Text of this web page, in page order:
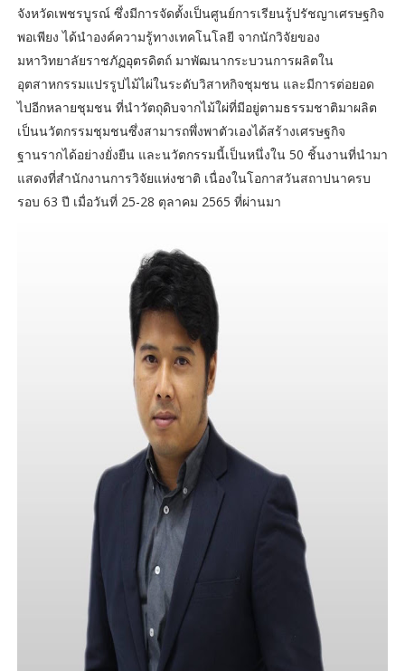
จังหวัดเพชรบูรณ์ ซึ่งมีการจัดตั้งเป็นศูนย์การเรียนรู้ปรัชญาเศรษฐกิจ
พอเพียง ได้นำองค์ความรู้ทางเทคโนโลยี จากนักวิจัยของ
มหาวิทยาลัยราชภัฏอุตรดิตถ์ มาพัฒนากระบวนการผลิตใน
อุตสาหกรรมแปรรูปไม้ไผ่ในระดับวิสาหกิจชุมชน และมีการต่อยอด
ไปอีกหลายชุมชน ที่นำวัตถุดิบจากไม้ใผ่ที่มีอยู่ตามธรรมชาติมาผลิต
เป็นนวัตกรรมชุมชนซึ่งสามารถพึ่งพาตัวเองได้สร้างเศรษฐกิจ
ฐานรากได้อย่างยั่งยืน และนวัตกรรมนี้เป็นหนึ่งใน 50 ชิ้นงานที่นำมา
แสดงที่สำนักงานการวิจัยแห่งชาติ เนื่องในโอกาสวันสถาปนาครบ
รอบ 63 ปี เมื่อวันที่ 25-28 ตุลาคม 2565 ที่ผ่านมา